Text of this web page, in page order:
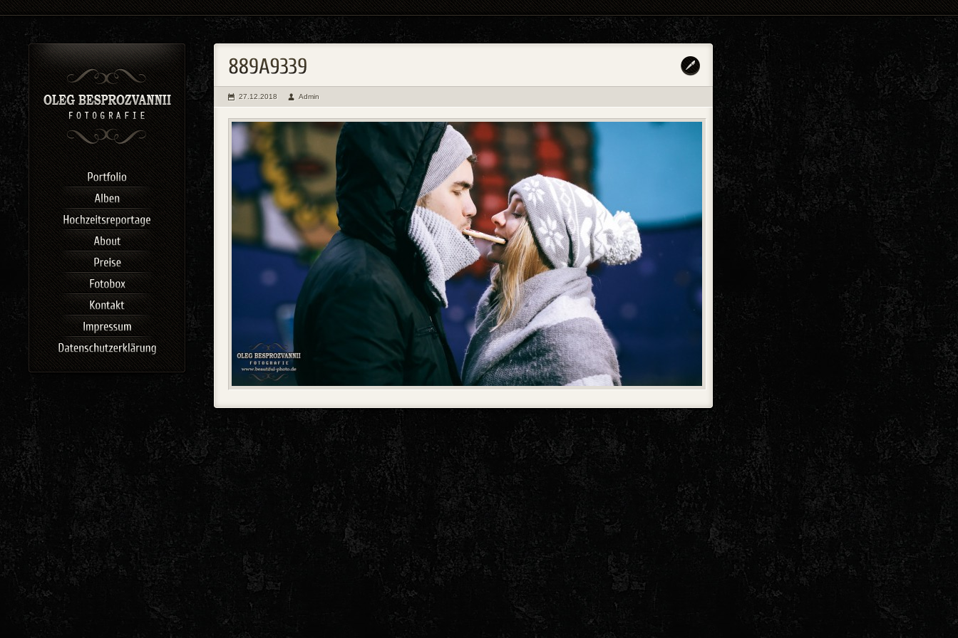
27.12.2018 Admin